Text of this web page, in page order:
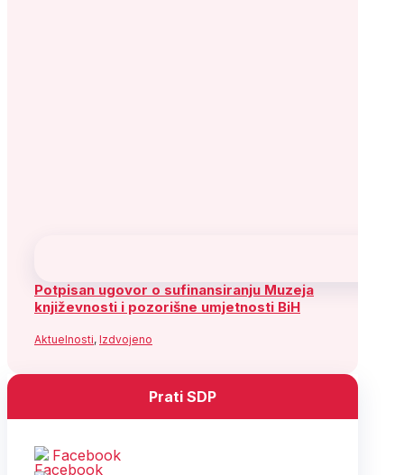
Potpisan ugovor o sufinansiranju Muzeja
književnosti i pozorišne umjetnosti BiH
Aktuelnosti, Izdvojeno
Prati SDP
Facebook